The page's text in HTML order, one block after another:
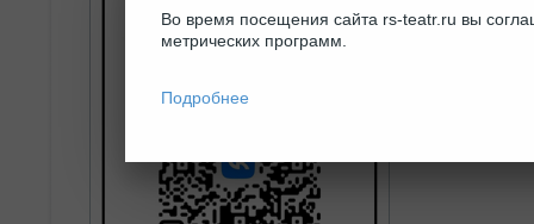
Во время посещения сайта rs-teatr.ru вы
метрических программ.
Подробнее